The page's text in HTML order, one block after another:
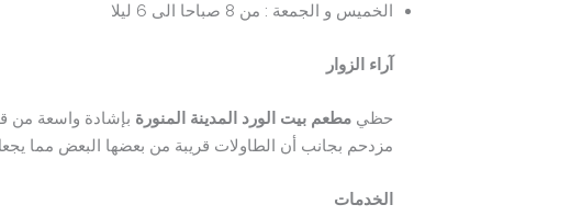
الخميس و الجمعة : من 8 صباحا الى 6 ليلا
آراء الزوار
حظي مطعم بيت الورد المدينة المنورة بإشادة واسعة من
مزدحم بجانب أن الطاولات قريبة من بعضها البعض مما
الخدمات